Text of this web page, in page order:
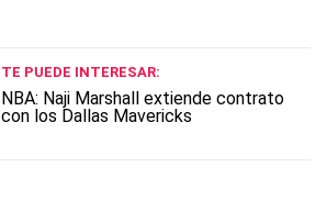
TE PUEDE INTERESAR:
NBA: Naji Marshall extiende contrato
con los Dallas Mavericks